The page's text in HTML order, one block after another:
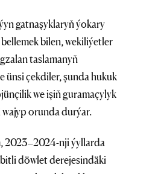
gatnaşyklaryň ýokary
bilen, wekiliýetler
taslamanyň
ünsi çekdiler, şunda hukuk
we işiň guramaçylyk
wajyp orunda durýar.
2023–2024-nji ýyllarda
döwlet derejesindäki